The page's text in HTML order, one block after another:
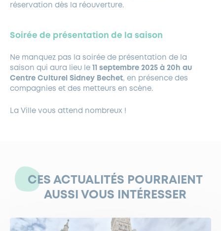
réservation dès la réouverture.
Soirée de présentation de la saison
Ne manquez pas la soirée de présentation de la
saison qui aura lieu le 11 septembre 2025 à 20h au
Centre Culturel Sidney Bechet, en présence des
compagnies et des metteurs en scène.
La Ville vous attend nombreux !
CES ACTUALITÉS POURRAIENT
AUSSI VOUS INTÉRESSER